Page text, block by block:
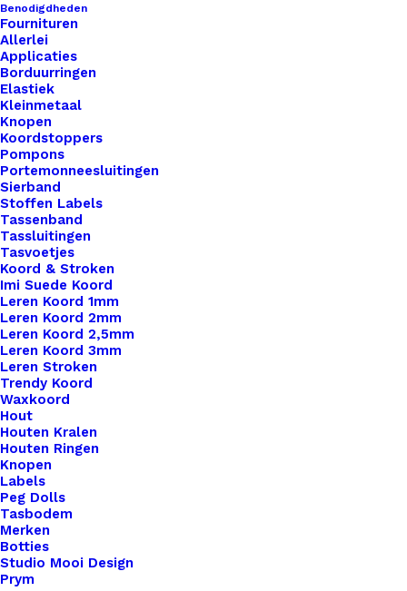
Benodigdheden
Fournituren
Allerlei
Applicaties
Borduurringen
Elastiek
Kleinmetaal
Knopen
Koordstoppers
Pompons
Portemonneesluitingen
Sierband
Stoffen Labels
Tassenband
Tassluitingen
Tasvoetjes
Koord & Stroken
Imi Suede Koord
Leren Koord 1mm
Leren Koord 2mm
Leren Koord 2,5mm
Leren Koord 3mm
Leren Stroken
Trendy Koord
Waxkoord
Hout
Houten Kralen
Houten Ringen
Knopen
Labels
Peg Dolls
Tasbodem
Merken
Botties
Studio Mooi Design
Prym
Nog meer leuks!